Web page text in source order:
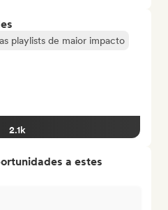
playlists de maior impacto
2.1k
a estes